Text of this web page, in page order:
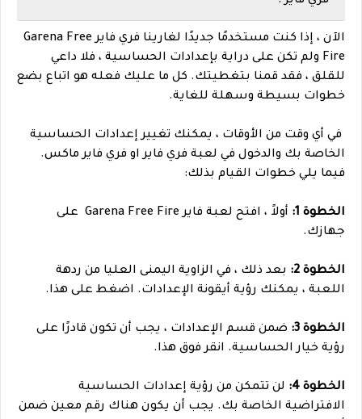
الآن ، إذا كنت مستخدمًا جديدًا لغارينا فري فاير Garena Free
Fire ولم تكن على دراية بإعدادات الحساسية ، فلا داعي
للقلق ، فقد قمنا بتغطيتك. كل ما عليك فعله هو اتباع بضع
خطوات بسيطة وسهلة للغاية.
في أي وقت من الأوقات ، يمكنك تغيير إعدادات الحساسية
الخاصة بك والدخول في لعبة فري فاير او فري فاير ماكس.
فيما يلي خطوات القيام بذلك:
الخطوة 1:
أولاً ، افتح لعبة فاير Garena Free Fire على
جهازك.
الخطوة 2:
بعد ذلك ، في الزاوية اليمنى العليا من ردهة
اللعبة ، يمكنك رؤية أيقونة الإعدادات. اضغط على هذا.
الخطوة 3:
ضمن قسم الإعدادات ، يجب أن تكون قادرًا على
رؤية خيار الحساسية. انقر فوق هذا.
الخطوة 4:
لن تتمكن من رؤية إعدادات الحساسية
الافتراضية الخاصة بك. يجب أن يكون هناك رقم معين ضمن